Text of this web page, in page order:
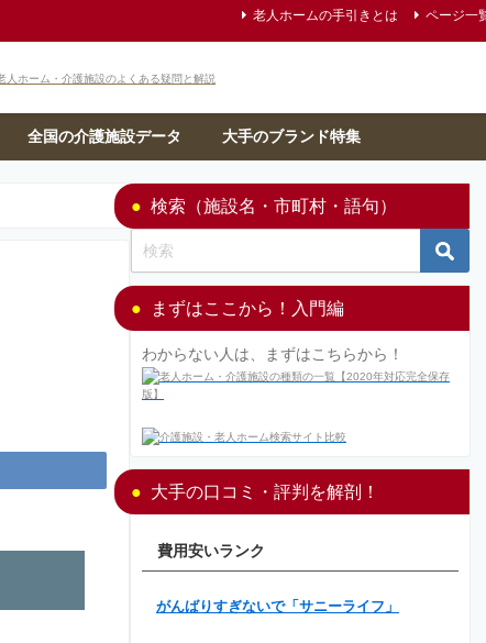
老人ホームの手引きとは ページ一
全国の介護施設データ 大手のブランド特集
検索（施設名・市町村・語句）
まずはここから！入門編
わからない人は、まずはこちらから！
大手の口コミ・評判を解剖！
費用安いランク
がんばりすぎないで「サニーライフ」